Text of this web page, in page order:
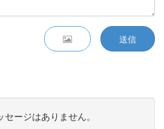
送信
ージはありません。